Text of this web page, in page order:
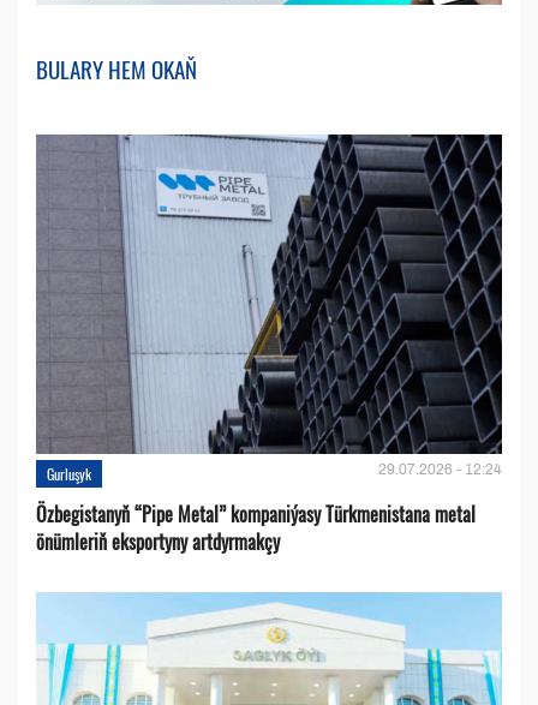
BULARY HEM OKAŇ
Gurluşyk 29.07.2026 - 12:24
Özbegistanyň “Pipe Metal” kompaniýasy Türkmenistana metal
önümleriň eksportyny artdyrmakçy